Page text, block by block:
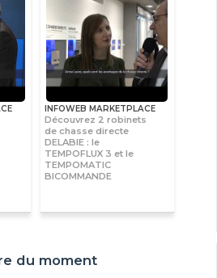
INFOWEB MARKETPLACE
Découvrez 2 robinets
de chasse directe
DELABIE : le
TEMPOFLUX 3 et le
TEMPOMATIC
BICOMMANDE
du moment